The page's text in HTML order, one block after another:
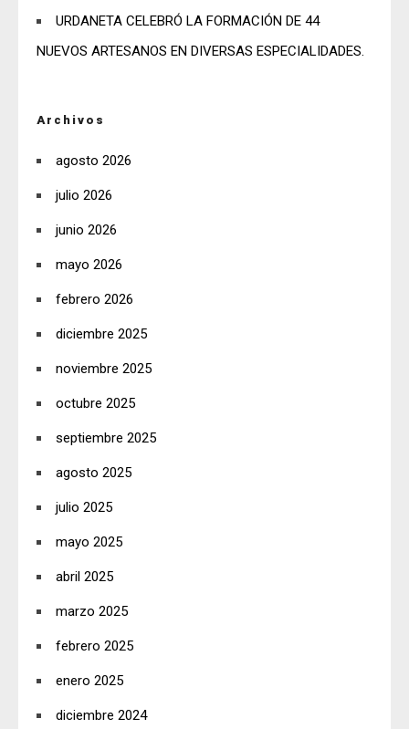
URDANETA CELEBRÓ LA FORMACIÓN DE 44
NUEVOS ARTESANOS EN DIVERSAS ESPECIALIDADES.
Archivos
agosto 2026
julio 2026
junio 2026
mayo 2026
febrero 2026
diciembre 2025
noviembre 2025
octubre 2025
septiembre 2025
agosto 2025
julio 2025
mayo 2025
abril 2025
marzo 2025
febrero 2025
enero 2025
diciembre 2024